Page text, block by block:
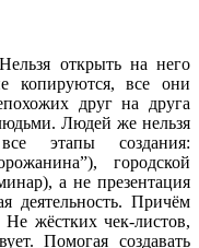
открыть на него
копируются, все они
друг на друга
Людей же нельзя
этапы создания:
городской
а не презентация
деятельность. Причём
жёстких чек-листов,
Помогая создавать